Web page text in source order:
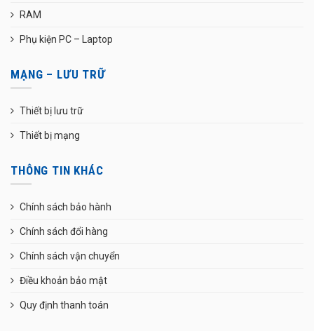
RAM
Phụ kiện PC – Laptop
MẠNG – LƯU TRỮ
Thiết bị lưu trữ
Thiết bị mạng
THÔNG TIN KHÁC
Chính sách bảo hành
Chính sách đổi hàng
Chính sách vận chuyển
Điều khoản bảo mật
Quy định thanh toán